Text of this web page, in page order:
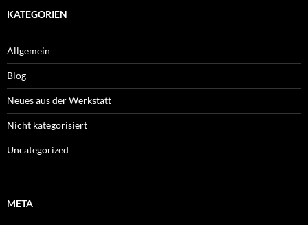
KATEGORIEN
Allgemein
Blog
Neues aus der Werkstatt
Nicht kategorisiert
Uncategorized
META